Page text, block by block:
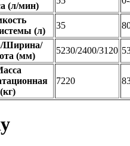
(л/мин)
55
(л)
35
Ширина/
(мм)
5230/2400/3120
(кг)